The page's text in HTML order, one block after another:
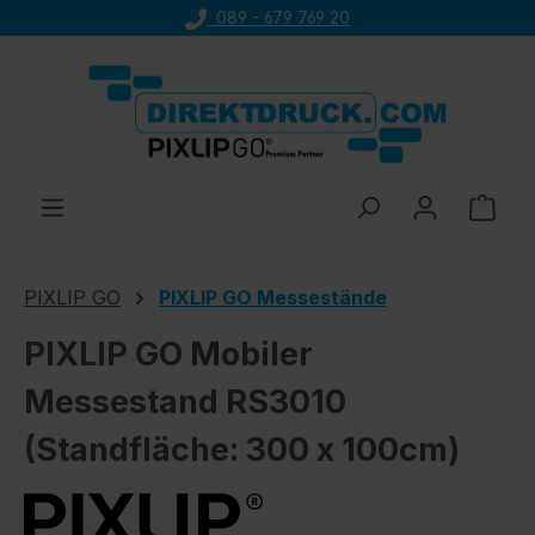
Zum Hauptinhalt springen089 - 679 769 20
PIXLIP GO PIXLIP GO Messestände
PIXLIP GO Mobiler
Messestand RS3010
(Standfläche: 300 x 100cm)